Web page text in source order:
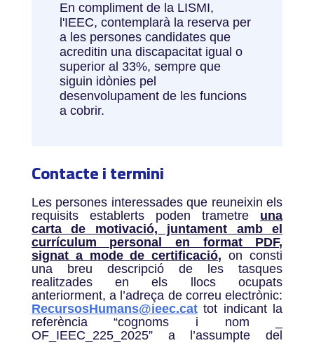
En compliment de la LISMI,
l'IEEC, contemplarà la reserva per
a les persones candidates que
acreditin una discapacitat igual o
superior al 33%, sempre que
siguin idònies pel
desenvolupament de les funcions
a cobrir.
Contacte i termini
Les persones interessades que reuneixin els
requisits establerts poden trametre una
carta de motivació, juntament amb el
currículum personal en format PDF,
signat a mode de certificació, on consti
una breu descripció de les tasques
realitzades en els llocs ocupats
anteriorment, a l’adreça de correu electrònic:
RecursosHumans@ieec.cattot indicant la
referència “cognoms i nom _
OF_IEEC_225_2025” a l’assumpte del